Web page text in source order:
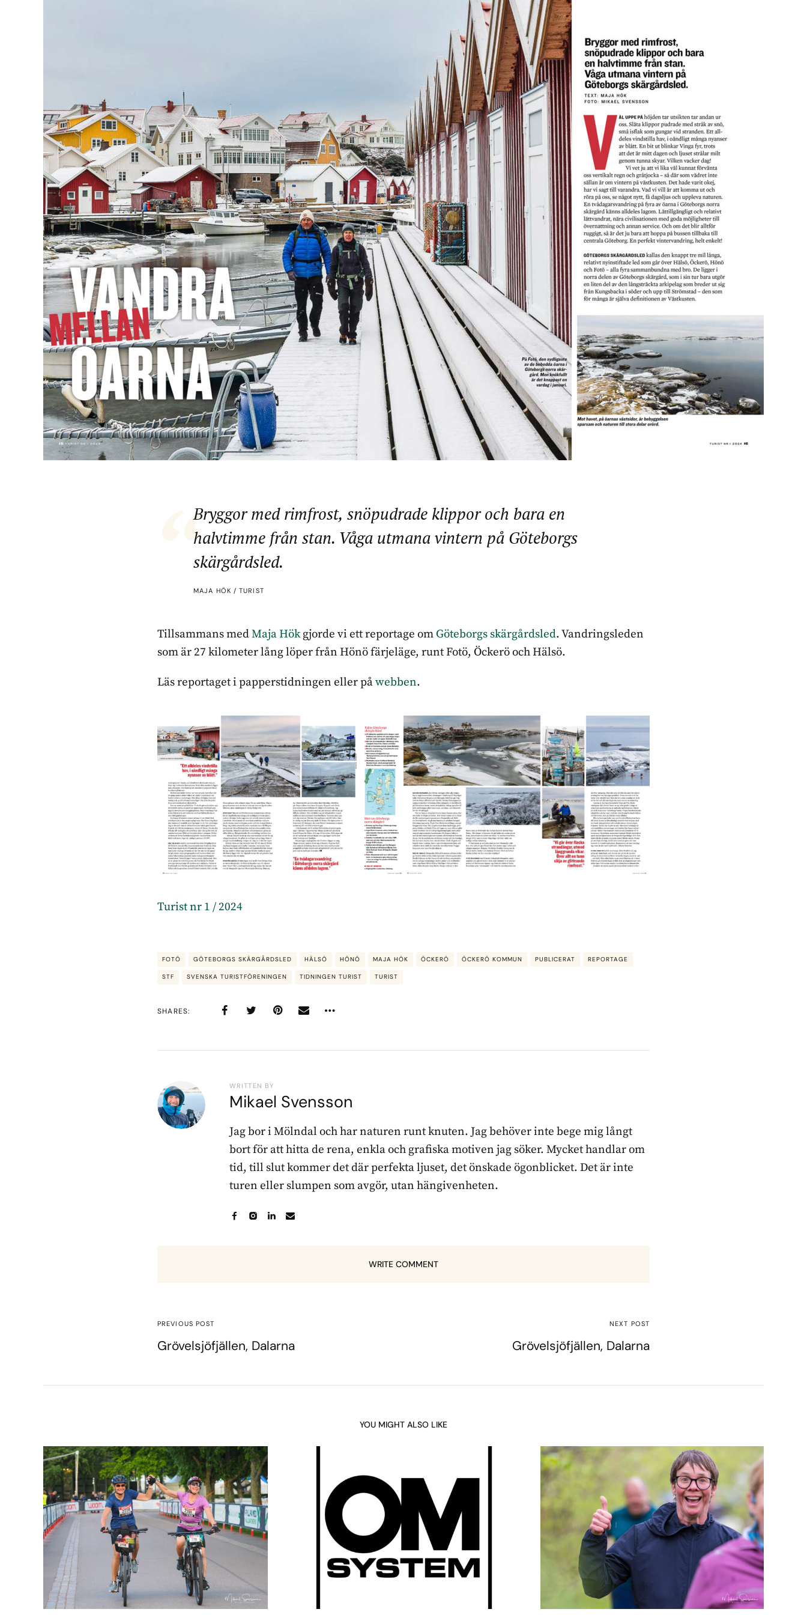
Bryggor med rimfrost, snöpudrade klippor och bara en
halvtimme från stan. Våga utmana vintern på Göteborgs
skärgårdsled.
MAJA HÖK / TURIST
Tillsammans medMaja Hökgjorde vi ett reportage om Göteborgs skärgårdsled. Vandringsleden
som är 27 kilometer lång löper från Hönö färjeläge, runt Fotö, Öckerö och Hälsö.
Läs reportaget i papperstidningen eller påwebben.
Turist nr 1 / 2024
FOTÖ GÖTEBORGS SKÄRGÅRDSLED HÄLSÖ HÖNÖ MAJA HÖK ÖCKERÖ ÖCKERÖ KOMMUN PUBLICERAT REPORTAGE
STF SVENSKA TURISTFÖRENINGEN TIDNINGEN TURIST TURIST
SHARES
WRITTEN BY
Mikael Svensson
Jag bor i Mölndal och har naturen runt knuten. Jag behöver inte bege mig långt
bort för att hitta de rena, enkla och grafiska motiven jag söker. Mycket handlar om
tid, till slut kommer det där perfekta ljuset, det önskade ögonblicket. Det är inte
turen eller slumpen som avgör, utan hängivenheten.
WRITE COMMENT
PREVIOUS POST
Grövelsjöfjällen, Dalarna
NEXT POST
Grövelsjöfjällen, Dalarna
YOU MIGHT ALSO LIKE